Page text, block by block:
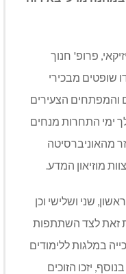
פרופ' חנוך
שופטים מבכירי
והמפתחים הצעירים
ימי התחרות מנחים
מהאוניברסיטה
מוזיאון המדע.
שני ושלישי וכן
זאת לצד השתתפות
במלגות ללימודים
יזכו הזוכים